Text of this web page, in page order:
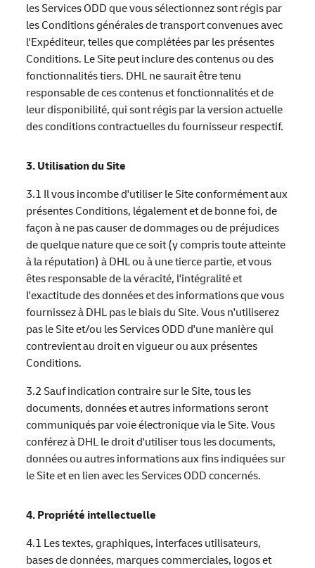
les Services ODD que vous sélectionnez sont régis par
les Conditions générales de transport convenues avec
l'Expéditeur, telles que complétées par les présentes
Conditions. Le Site peut inclure des contenus ou des
fonctionnalités tiers. DHL ne saurait être tenu
responsable de ces contenus et fonctionnalités et de
leur disponibilité, qui sont régis par la version actuelle
des conditions contractuelles du fournisseur respectif.
3. Utilisation du Site
3.1 Il vous incombe d'utiliser le Site conformément aux
présentes Conditions, légalement et de bonne foi, de
façon à ne pas causer de dommages ou de préjudices
de quelque nature que ce soit (y compris toute atteinte
à la réputation) à DHL ou à une tierce partie, et vous
êtes responsable de la véracité, l'intégralité et
l'exactitude des données et des informations que vous
fournissez à DHL pas le biais du Site. Vous n'utiliserez
pas le Site et/ou les Services ODD d'une manière qui
contrevient au droit en vigueur ou aux présentes
Conditions.
3.2 Sauf indication contraire sur le Site, tous les
documents, données et autres informations seront
communiqués par voie électronique via le Site. Vous
conférez à DHL le droit d'utiliser tous les documents,
données ou autres informations aux fins indiquées sur
le Site et en lien avec les Services ODD concernés.
4. Propriété intellectuelle
4.1 Les textes, graphiques, interfaces utilisateurs,
bases de données, marques commerciales, logos et